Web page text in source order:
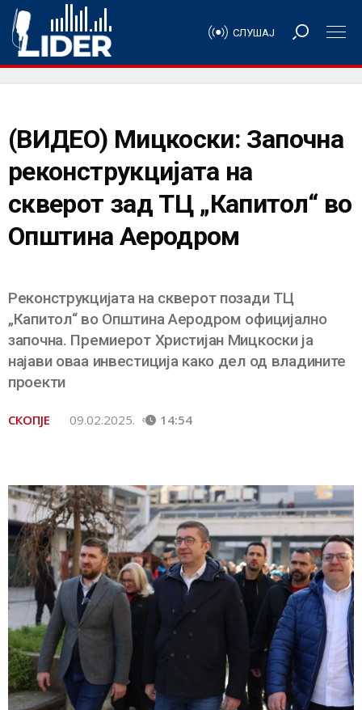
СЛУШАЈ
(ВИДЕО) Мицкоски: Започна
реконструкцијата на
скверот зад ТЦ „Капитол“ во
Општина Аеродром
Реконструкцијата на скверот позади ТЦ
„Капитол“ во Општина Аеродром официјално
започна. Премиерот Христијан Мицкоски ја
најави оваа инвестиција како дел од владините
проекти
СКОПЈЕ 09.02.2025. 14:54